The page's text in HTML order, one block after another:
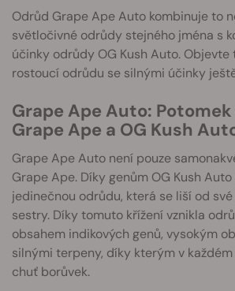
Odrůd Grape Ape Auto kombinuje to
světločivné odrůdy stejného jména s
účinky odrůdy OG Kush Auto.
rostoucí odrůdu se silnými účinky
Grape Ape Auto:
Grape Ape a OG Kush
Grape Ape Auto není pouze
Grape Ape. Díky genům OG Kush
jedinečnou odrůdu, která se liší od
sestry. Díky tomuto křížení vznikla
obsahem indikových genů, vysokým
silnými terpeny, díky kterým v
chuť borůvek.